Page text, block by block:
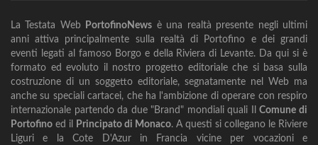
La Testata Web PortofinoNews è una realtà presente negli ultimi
anni attiva principalmente sulla realtà di Portofino e dei grandi
eventi legati al famoso Borgo e della Riviera di Levante. Da qui si è
formato ed evoluto il nostro progetto editoriale che si basa sulla
costruzione di un soggetto editoriale, segnatamente nel Web ma
anche su speciali cartacei, che ha l'ambizione di operare con respiro
internazionale partendo da due "Brand" mondiali quali IlComune di
Portofino ed il Principato di Monaco. A questi si collegano le Riviere
Liguri e la Cote D'Azur in Francia vicine per vocazioni e